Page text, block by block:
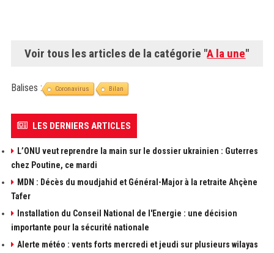
Voir tous les articles de la catégorie "A la une"
Balises : Coronavirus Bilan
LES DERNIERS ARTICLES
L’ONU veut reprendre la main sur le dossier ukrainien : Guterres
chez Poutine, ce mardi
MDN : Décès du moudjahid et Général-Major à la retraite Ahçène
Tafer
Installation du Conseil National de l'Energie : une décision
importante pour la sécurité nationale
Alerte météo : vents forts mercredi et jeudi sur plusieurs wilayas